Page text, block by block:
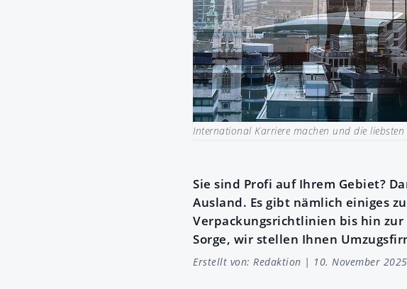
International Karriere machen und die
Sie sind Profi auf Ihrem Gebiet?
Ausland. Es gibt nämlich einiges
Verpackungsrichtlinien bis hin
Sorge, wir stellen Ihnen
Erstellt von: Redaktion | 10. November 2025